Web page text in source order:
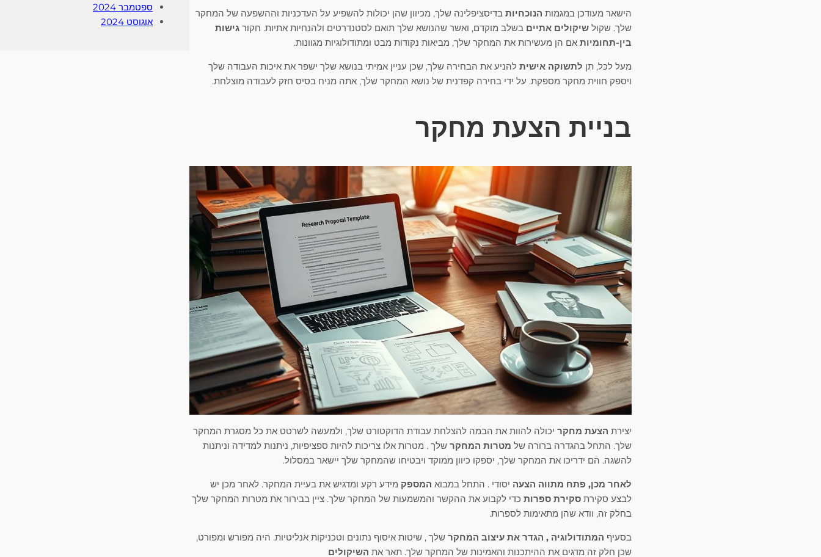
הישאר מעודכן במגמות הנוכחיות בדיסציפלינה שלך, מכיוון שהן יכולות להשפיע על העדכניות וההשפעה של המחקר
שלך. שקולשיקולים אתיים בשלב מוקדם, ואשר שהנושא שלך תואם לסטנדרטים ולהנחיות אתיות. חקורגישות
בין-תחומיות אם הן מעשירות את המחקר שלך, מביאות נקודות מבט ומתודולוגיות מגוונות.
מעל לכל, תן לתשוקה אישית להניע את הבחירה שלך, שכן עניין אמיתי בנושא שלך ישפר את איכות העבודה שלך
ויספק חווית מחקר מספקת. על ידי בחירה קפדנית של נושא המחקר שלך, אתה מניח בסיס חזק לעבודה מוצלחת.
בניית הצעת מחקר
יצירת הצעת מחקר יכולה להוות את הבמה להצלחת עבודת הדוקטורט שלך, ולמעשה לשרטט את כל מסגרת המחקר
שלך. התחל בהגדרה ברורה של מטרות המחקר שלך . מטרות אלו צריכות להיות ספציפיות, ניתנות למדידה וניתנות
להשגה. הם ידריכו את המחקר שלך, יספקו כיוון ממוקד ויבטיחו שהמחקר שלך יישאר במסלול.
לאחר מכן, פתח מתווה הצעה יסודי . התחל במבוא המספק מידע רקע ומדגיש את בעיית המחקר. לאחר מכן יש
לבצע סקירתסקירת ספרות כדי לקבוע את ההקשר והמשמעות של המחקר שלך. ציין בבירור את מטרות המחקר שלך
בחלק זה, וודא שהן מתאימות לספרות.
בסעיף המתודולוגיה , הגדר אתעיצוב המחקר שלך , שיטות איסוף נתונים וטכניקות אנליטיות. היה מפורש ומפורט,
שכן חלק זה מדגים את ההיתכנות והאמינות של המחקר שלך. תאר את השיקולים
ספטמבר 2024
אוגוסט 2024